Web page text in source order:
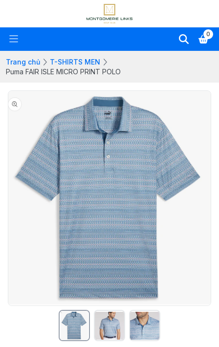
0
Trang chủ
T-SHIRTS MEN
Puma FAIR ISLE MICRO PRINT POLO